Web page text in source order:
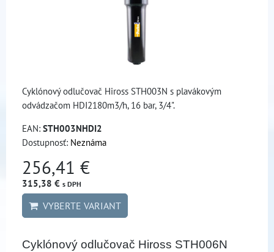
Cyklónový odlučovač Hiross STH003N s plavákovým
odvádzačom HDI2180m3/h, 16 bar, 3/4".
EAN: STH003NHDI2
Dostupnosť: Neznáma
256,41 €
315,38 € s DPH
VYBERTE VARIANT
Cyklónový odlučovač Hiross STH006N